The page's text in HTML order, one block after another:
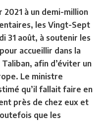
2021 à un demi-million
les Vingt-Sept
31 août, à soutenir les
accueillir dans la
afin d’éviter un
Le ministre
qu’il fallait faire en
près de chez eux et
que les